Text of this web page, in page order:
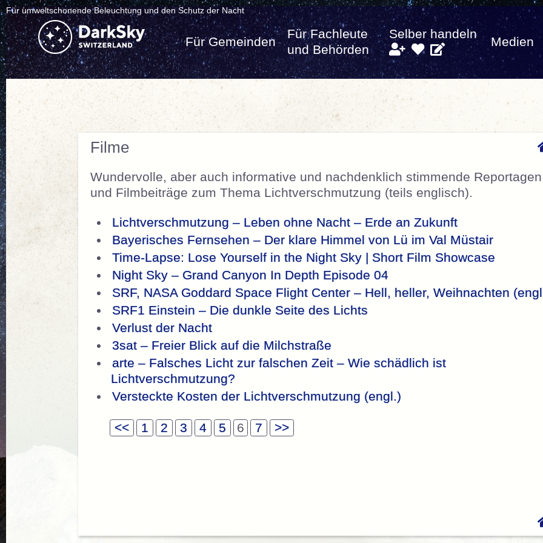
Für umweltschonende Beleuchtung und den Schutz der Nacht
Für Gemeinden
Für Fachleute
und Behörden
Selber handeln
Medien
Filme
Wundervolle, aber auch informative und nachdenklich stimmende Reportagen
und Filmbeiträge zum Thema Lichtverschmutzung (teils englisch).
Lichtverschmutzung – Leben ohne Nacht – Erde an Zukunft
Bayerisches Fernsehen – Der klare Himmel von Lü im Val Müstair
Time-Lapse: Lose Yourself in the Night Sky | Short Film Showcase
Night Sky – Grand Canyon In Depth Episode 04
SRF, NASA Goddard Space Flight Center – Hell, heller, Weihnachten
SRF1 Einstein – Die dunkle Seite des Lichts
Verlust der Nacht
3sat – Freier Blick auf die Milchstraße
arte – Falsches Licht zur falschen Zeit – Wie schädlich ist
Lichtverschmutzung?
Versteckte Kosten der Lichtverschmutzung (engl.)
<< 1 2 3 4 5 6 7 >>